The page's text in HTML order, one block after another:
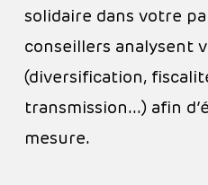
solidaire dans votre
conseillers analysent
(diversification,
transmission…) afin
mesure.